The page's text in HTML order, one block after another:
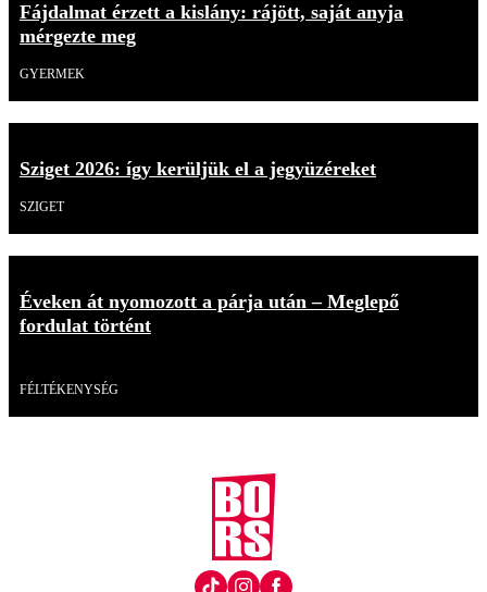
Fájdalmat érzett a kislány: rájött, saját anyja
mérgezte meg
GYERMEK
Sziget 2026: így kerüljük el a jegyüzéreket
SZIGET
Éveken át nyomozott a párja után – Meglepő
fordulat történt
FÉLTÉKENYSÉG